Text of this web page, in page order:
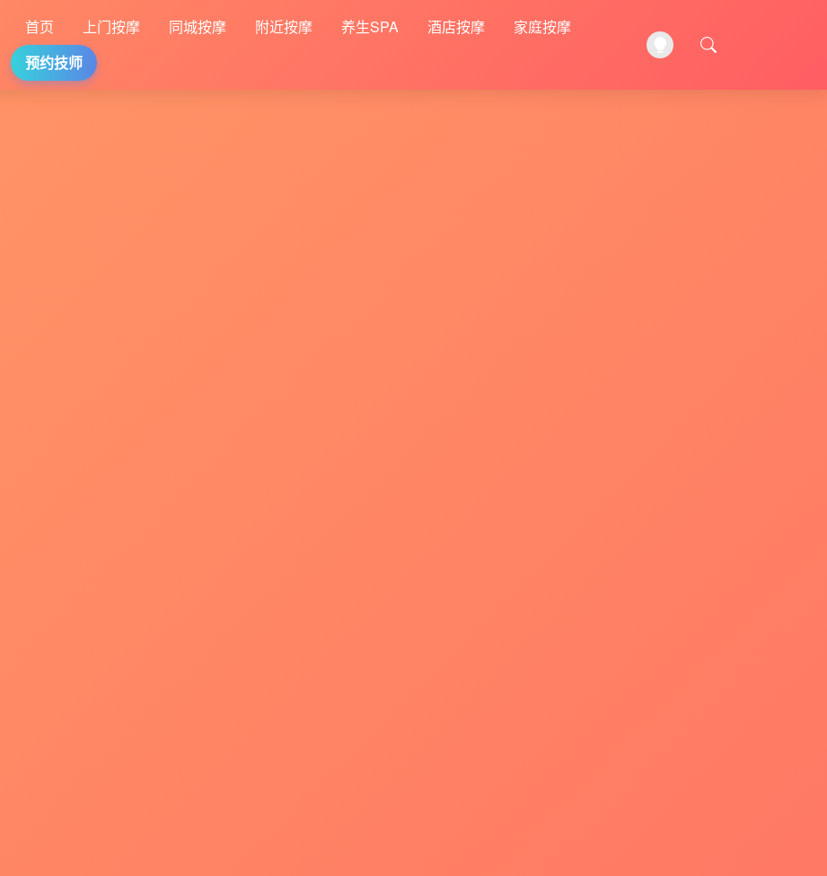
首页 上门按摩 同城按摩 附近按摩 养生SPA 酒店按摩
家庭按摩
预约技师